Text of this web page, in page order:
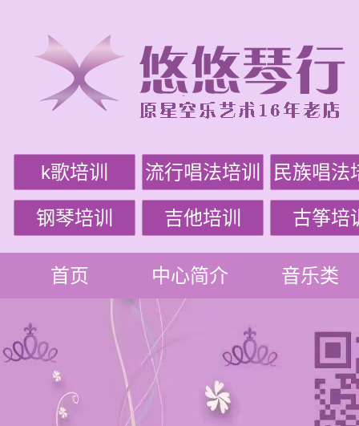
k歌培训 流行唱法培训 民族唱法
钢琴培训 吉他培训 古筝培
首页 中心简介 音乐类